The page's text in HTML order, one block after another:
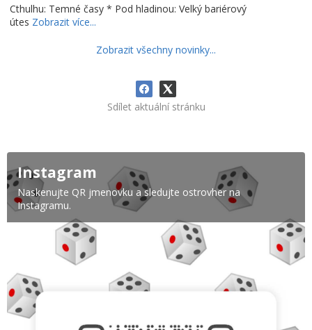
Cthulhu: Temné časy * Pod hladinou: Velký bariérový
útes Zobrazit více...
Zobrazit všechny novinky...
Sdílet aktuální stránku
Instagram
Naskenujte QR jmenovku a sledujte ostrovher na
Instagramu.